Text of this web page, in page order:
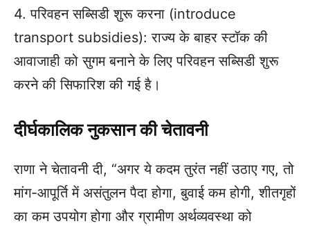
4. परिवहन सब्सिडी शुरू करना (introduce
transport subsidies): राज्य के बाहर स्टॉक की
आवाजाही को सुगम बनाने के लिए परिवहन सब्सिडी शुरू
करने की सिफारिश की गई है।
दीर्घकालिक नुकसान की चेतावनी
राणा ने चेतावनी दी, “अगर ये कदम तुरंत नहीं उठाए गए, तो
मांग-आपूर्ति में असंतुलन पैदा होगा, बुवाई कम होगी, शीतगृहों
का कम उपयोग होगा और ग्रामीण अर्थव्यवस्था को